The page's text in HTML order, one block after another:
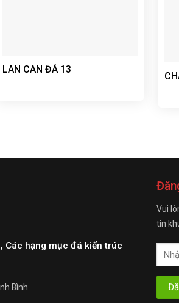
LAN CAN ĐÁ 13
Các hạng mục đá kiến trúc
Bình
Vui
tin